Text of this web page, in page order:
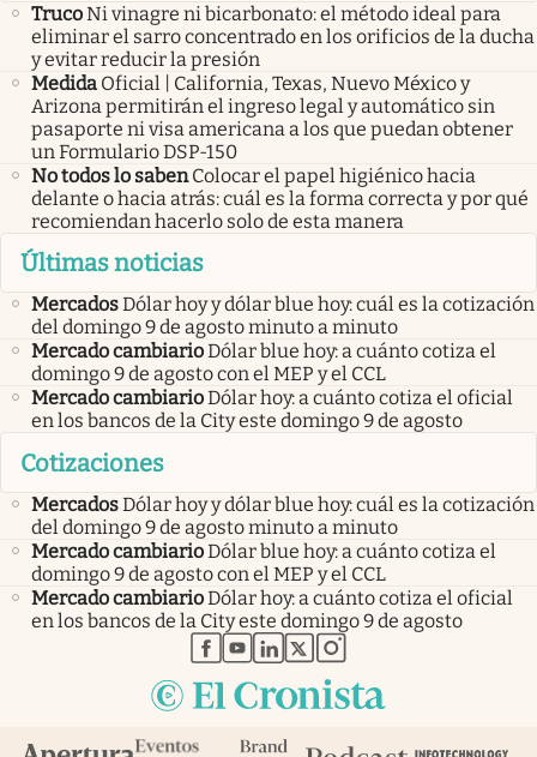
TrucoNi vinagre ni bicarbonato: el método ideal para
eliminar el sarro concentrado en los orificios de la ducha
y evitar reducir la presión
Medida Oficial | California, Texas, Nuevo México y
Arizona permitirán el ingreso legal y automático sin
pasaporte ni visa americana a los que puedan obtener
un Formulario DSP-150
No todos lo saben Colocar el papel higiénico hacia
delante o hacia atrás: cuál es la forma correcta y por qué
recomiendan hacerlo solo de esta manera
Últimas noticias
MercadosDólar hoy y dólar blue hoy: cuál es la cotización
del domingo 9 de agosto minuto a minuto
Mercado cambiarioDólar blue hoy: a cuánto cotiza el
domingo 9 de agosto con el MEP y el CCL
Mercado cambiarioDólar hoy: a cuánto cotiza el oficial
en los bancos de la City este domingo 9 de agosto
Cotizaciones
MercadosDólar hoy y dólar blue hoy: cuál es la cotización
del domingo 9 de agosto minuto a minuto
Mercado cambiarioDólar blue hoy: a cuánto cotiza el
domingo 9 de agosto con el MEP y el CCL
Mercado cambiarioDólar hoy: a cuánto cotiza el oficial
en los bancos de la City este domingo 9 de agosto
abre en nueva pestaña
abre en nueva pestaña
abre en nueva pestaña
abre en nueva pestaña
abre en nueva pestaña